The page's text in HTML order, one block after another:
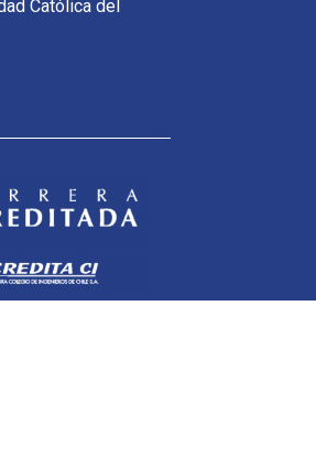
Católica del